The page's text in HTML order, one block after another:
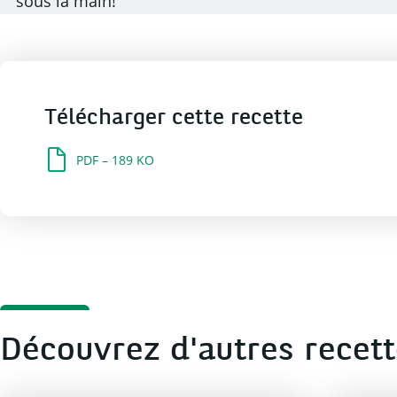
Télécharger cette recette
PDF – 189 KO
Découvrez d'autres